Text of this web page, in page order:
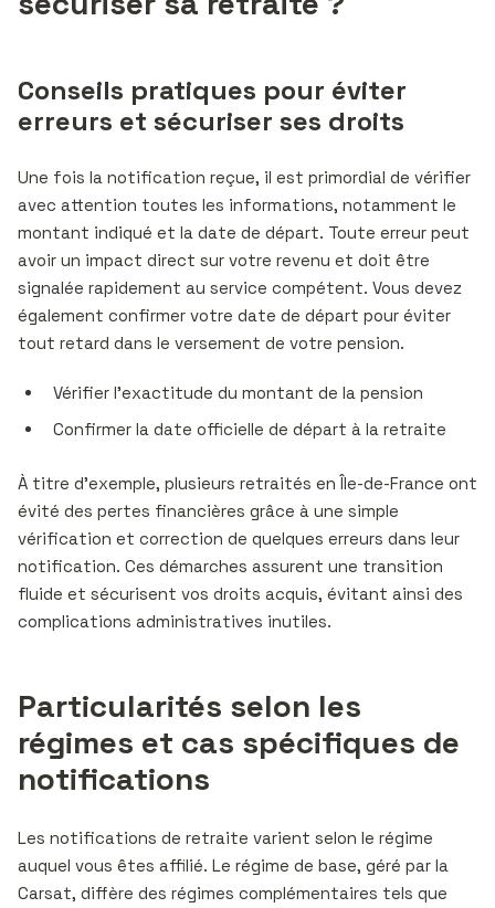
Conseils pratiques pour éviter
erreurs et sécuriser ses droits
Une fois la notification reçue, il est primordial de vérifier
avec attention toutes les informations, notamment le
montant indiqué et la date de départ. Toute erreur peut
avoir un impact direct sur votre revenu et doit être
signalée rapidement au service compétent. Vous devez
également confirmer votre date de départ pour éviter
tout retard dans le versement de votre pension.
Vérifier l’exactitude du montant de la pension
Confirmer la date officielle de départ à la retraite
À titre d’exemple, plusieurs retraités en Île-de-France ont
évité des pertes financières grâce à une simple
vérification et correction de quelques erreurs dans leur
notification. Ces démarches assurent une transition
fluide et sécurisent vos droits acquis, évitant ainsi des
complications administratives inutiles.
Particularités selon les
régimes et cas spécifiques de
notifications
Les notifications de retraite varient selon le régime
auquel vous êtes affilié. Le régime de base, géré par la
Carsat, diffère des régimes complémentaires tels que